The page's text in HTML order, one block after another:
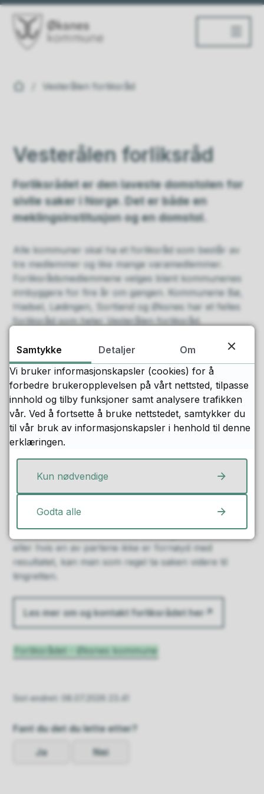
Du er her:Vesterålen forliksråd
Vesterålen forliksråd
Forliksrådet er den laveste domstolen for
sivile saker i Norge. Det er både en
meklingsinstitusjon og en domstol.
Alle kommuner skal ha et forliksråd som består av
tre medlemmer og like mange varamedlemmer.
Forliksrådsmedlemmene velges blant kommunenes
innbyggere for fire år om gangen. Kommunene Bø,
Hadsel, Lødingen, Sortland og Øksnes har et felles
forliksråd som heter Vesterålen forliksråd.
Behandlingen i forliksrådet skal legge til rette for at
partene ved mekling eller dom får løst saken enkelt,
hurtig og billig. Et rettsmøte i forliksrådet er mindre
formelt og mindre omfattende enn et rettsmøte i de
andre domstolene
Forliksrådet behandler bare sivile saker, ikke
straffesaker. En sivil sak er en konflikt mellom to
eller flere parter om hvem som har loven på sin
eller hvis en av partene ikke er fornøyd med
resultatet, kan man som regel ta saken videre til
tingretten.
Les mer om og kontakt forliksrådet her
Forliksrådet - Øksnes kommune
Sist endret 08.07.2026 23.41
Fant du det du lette etter?
Ja
Nei
Samtykke Detaljer
Om
Vi bruker informasjonskapsler (cookies) for å
forbedre brukeropplevelsen på vårt nettsted, tilpasse
innhold og tilby funksjoner samt analysere trafikken
vår. Ved å fortsette å bruke nettstedet, samtykker du
til vår bruk av informasjonskapsler i henhold til denne
erklæringen.
Kun nødvendige
Godta alle